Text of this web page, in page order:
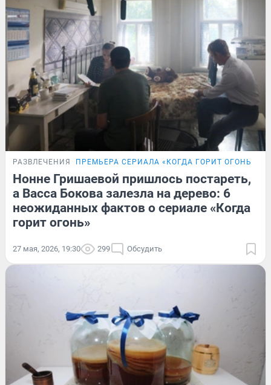
РАЗВЛЕЧЕНИЯ ПРЕМЬЕРА СЕРИАЛА «КОГДА ГОРИТ ОГОНЬ»
Нонне Гришаевой пришлось постареть,
а Васса Бокова залезла на дерево: 6
неожиданных фактов о сериале «Когда
горит огонь»
27 мая, 2026, 19:30 299 Обсудить